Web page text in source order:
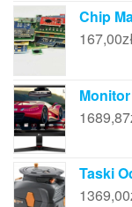
Chip
167,00zł
1689,87
Taski
1369,00